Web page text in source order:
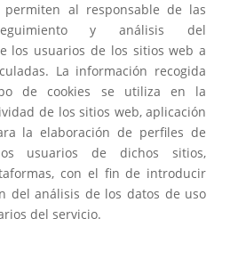
permiten al responsable de las
y análisis del
los usuarios de los sitios web a
La información recogida
de cookies se utiliza en la
de los sitios web, aplicación
la elaboración de perfiles de
usuarios de dichos sitios,
con el fin de introducir
del análisis de los datos de uso
del servicio.